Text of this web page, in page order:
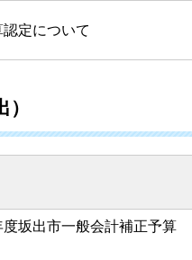
定について
坂出市一般会計補正予算